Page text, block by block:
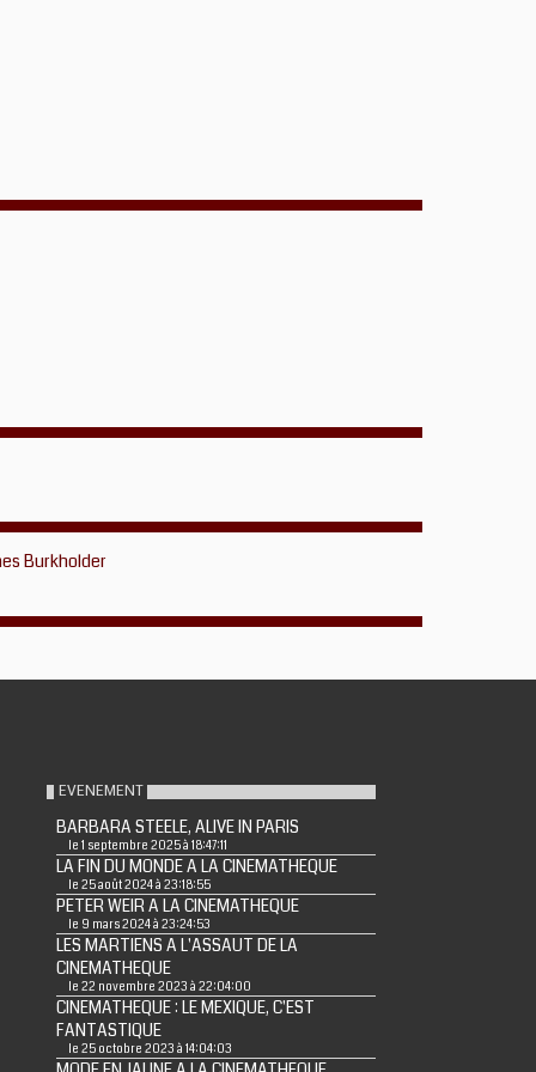
Burkholder
EVENEMENT
BARBARA STEELE, ALIVE IN PARIS
le 1 septembre 2025 à 18:47:11
LA FIN DU MONDE A LA CINEMATHEQUE
le 25 août 2024 à 23:18:55
PETER WEIR A LA CINEMATHEQUE
le 9 mars 2024 à 23:24:53
LES MARTIENS A L'ASSAUT DE LA
CINEMATHEQUE
le 22 novembre 2023 à 22:04:00
CINEMATHEQUE : LE MEXIQUE, C'EST
FANTASTIQUE
le 25 octobre 2023 à 14:04:03